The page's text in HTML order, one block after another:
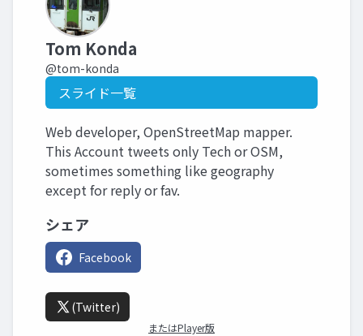
Tom Konda
@tom-konda
スライド一覧
Web developer, OpenStreetMap mapper.
This Account tweets only Tech or OSM,
sometimes something like geography
except for reply or fav.
シェア
Facebook
(Twitter)
またはPlayer版